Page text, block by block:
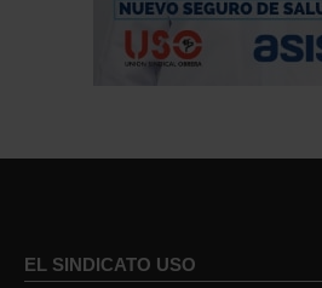
EL SINDICATO USO